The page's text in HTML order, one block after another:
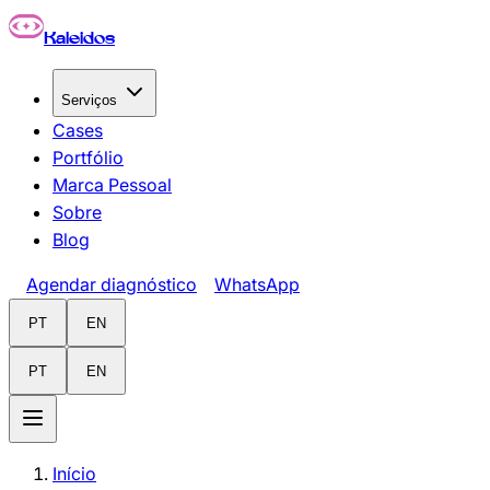
Pular para o conteúdo principal
Kaleidos
Serviços
Cases
Portfólio
Marca Pessoal
Sobre
Blog
Agendar diagnóstico WhatsApp
PT EN
PT EN
Início